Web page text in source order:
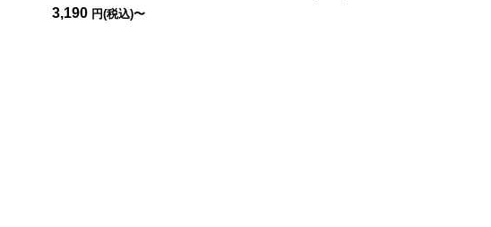
LL-7508
3,190 円(税込)〜